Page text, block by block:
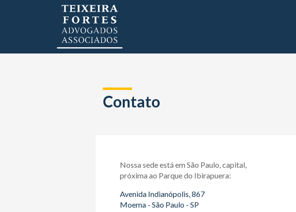
Contato
Nossa sede está em São Paulo, capital,
próxima ao Parque do Ibirapuera:
Avenida Indianópolis, 867
Moema - São Paulo - SP